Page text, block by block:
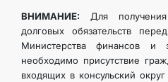
ОБ
ВНИМАНИЕ: Для
долговых обязательств
Министерства финансов и
необходимо присутствие
входящих в консульский